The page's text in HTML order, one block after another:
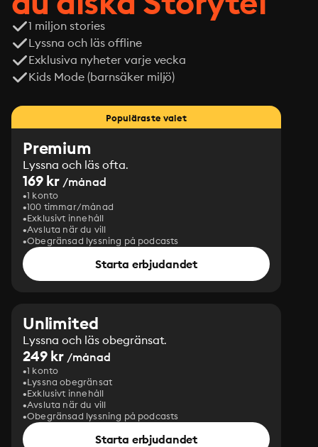
1 miljon stories
Lyssna och läs offline
Exklusiva nyheter varje vecka
Kids Mode (barnsäker miljö)
Populäraste valet
Premium
Lyssna och läs ofta.
169 kr /månad
1 konto
100 timmar/månad
Exklusivt innehåll
Avsluta när du vill
Obegränsad lyssning på podcasts
Starta erbjudandet
Unlimited
Lyssna och läs obegränsat.
249 kr /månad
1 konto
Lyssna obegränsat
Exklusivt innehåll
Avsluta när du vill
Obegränsad lyssning på podcasts
Starta erbjudandet